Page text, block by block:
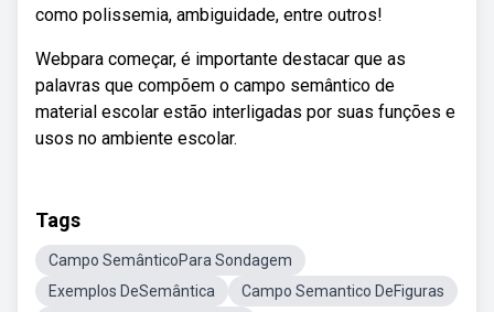
como polissemia, ambiguidade, entre outros!
Webpara começar, é importante destacar que as
palavras que compõem o campo semântico de
material escolar estão interligadas por suas funções e
usos no ambiente escolar.
Tags
Campo SemânticoPara Sondagem
Exemplos DeSemântica
Campo Semantico DeFiguras